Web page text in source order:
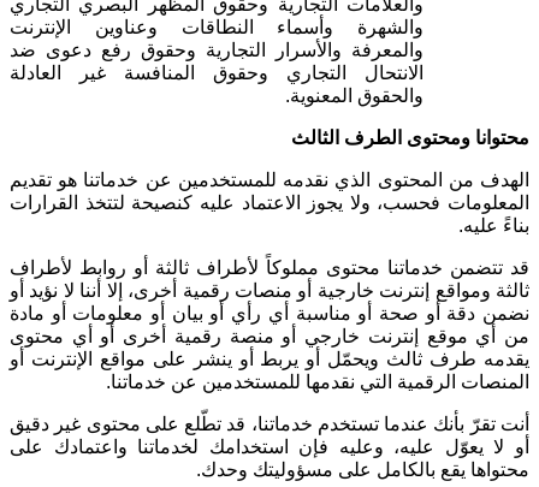
والشهرة وأسماء النطاقات وعناوين الإنترنت
والمعرفة والأسرار التجارية وحقوق رفع دعوى ضد
الانتحال التجاري وحقوق المنافسة غير العادلة
والحقوق المعنوية.
محتوانا ومحتوى الطرف الثالث
الهدف من المحتوى الذي نقدمه للمستخدمين عن خدماتنا هو تقديم
المعلومات فحسب، ولا يجوز الاعتماد عليه كنصيحة لتتخذ القرارات
بناءً عليه.
قد تتضمن خدماتنا محتوى مملوكاً لأطراف ثالثة أو روابط لأطراف
ثالثة ومواقع إنترنت خارجية أو منصات رقمية أخرى، إلا أننا لا نؤيد أو
نضمن دقة أو صحة أو مناسبة أي رأي أو بيان أو معلومات أو مادة
من أي موقع إنترنت خارجي أو منصة رقمية أخرى أو أي محتوى
يقدمه طرف ثالث ويحمّل أو يربط أو ينشر على مواقع الإنترنت أو
المنصات الرقمية التي نقدمها للمستخدمين عن خدماتنا.
أنت تقرّ بأنك عندما تستخدم خدماتنا، قد تطّلع على محتوى غير دقيق
أو لا يعوّل عليه، وعليه فإن استخدامك لخدماتنا واعتمادك على
محتواها يقع بالكامل على مسؤوليتك وحدك.